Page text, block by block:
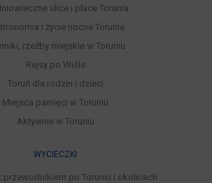
ulice i place Torunia
i życie nocne Torunia
rzeźby miejskie w Toruniu
Rejsy po Wiśle
Toruń dla rodzin i dzieci
Miejsca pamięci w Toruniu
Aktywnie w Toruniu
WYCIECZKI
przewodnikiem po Toruniu i okolicach